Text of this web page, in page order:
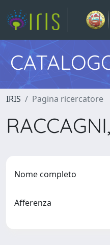
IRIS Pagina ricercatore
Nome completo
Afferenza